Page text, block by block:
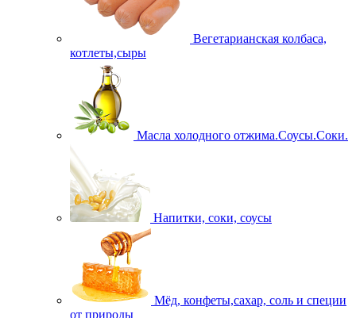
Вегетарианская колбаса,
котлеты,сыры
Масла холодного отжима.Соусы.Соки.
Напитки, соки, соусы
Мёд, конфеты,сахар, соль и специи
от природы